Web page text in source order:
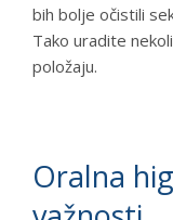
bih bolje očistili
Tako uradite
položaju.
Oralna